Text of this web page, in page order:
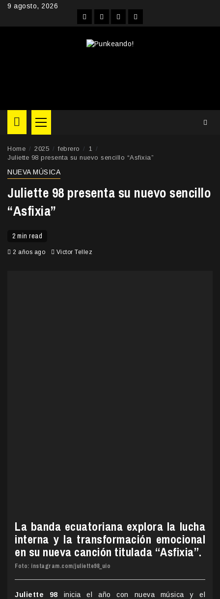
Skip9 agosto, 2026
FacebookInstagram
YouTubeTwitter
Primary
Menu
Home 2025 febrero
1
Juliette 98 presenta su nuevo sencillo “Asfixia”
NUEVA MÚSICA
Juliette 98 presenta su nuevo sencillo
“Asfixia”
2 min read
2 años ago Victor Tellez
La banda ecuatoriana explora la lucha
interna y la transformación emocional
en su nueva canción titulada “Asfixia”.
Foto: instagram.com/juliette98_uio
Juliette 98 inicia el año con nueva música y el